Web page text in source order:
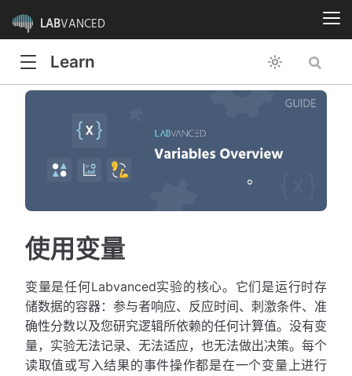
LABVANCED
Learn
使用变量
变量是任何Labvanced实验的核心。它们是运行时存
储数据的容器：参与者响应、反应时间、刺激条件、准
确性分数以及您研究逻辑所依赖的任何计算值。没有变
量，实验无法记录、无法适应，也无法做出决策。每个
读取值或写入结果的事件操作都是在一个变量上进行